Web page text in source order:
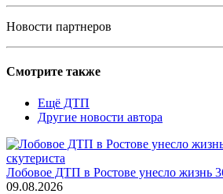
Новости партнеров
Смотрите также
Ещё ДТП
Другие новости автора
Лобовое ДТП в Ростове унесло жизнь
09.08.2026